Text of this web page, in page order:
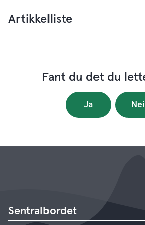
Artikkelliste
Fant du det du
Ja Nei
Sentralbordet